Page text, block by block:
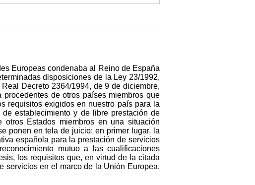
Europeas condenaba al Reino de España
disposiciones de la Ley 23/1992,
Decreto 2364/1994, de 9 de diciembre,
de otros países miembros que
requisitos exigidos en nuestro país para la
establecimiento y de libre prestación de
Estados miembros en una situación
ponen en tela de juicio: en primer lugar, la
española para la prestación de servicios
mutuo a las cualificaciones
los requisitos que, en virtud de la citada
servicios en el marco de la Unión Europea,